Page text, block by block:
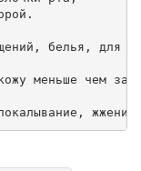
белья, для
меньше чем за